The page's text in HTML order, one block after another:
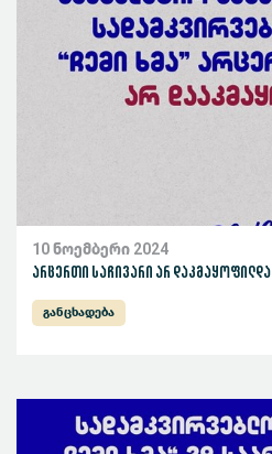
10 ნოემბერი 2024
არცერთი საჩივარი არ დაკმაყოფილდა
განცხადება